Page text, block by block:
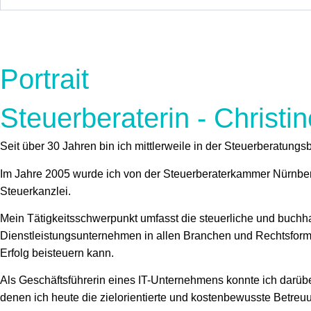
Portrait
Steuerberaterin -
Seit über 30 Jahren bin ich mittlerweile in der
Im Jahre 2005 wurde ich von der Steuerberaterkammer
Steuerkanzlei.
Mein Tätigkeitsschwerpunkt umfasst die steuerliche und
Dienstleistungsunternehmen in allen Branchen und
Erfolg beisteuern kann.
Als Geschäftsführerin eines IT-Unternehmens konnte ich
denen ich heute die zielorientierte und kostenbewusste